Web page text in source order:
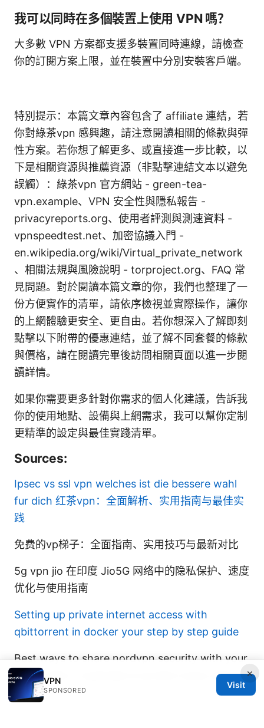
我可以同時在多個裝置上使用 VPN 嗎？
大多數 VPN 方案都支援多裝置同時連線，請檢查
你的訂閱方案上限，並在裝置中分別安裝客戶端。
特別提示：本篇文章內容包含了 affiliate 連結，若
你對綠茶vpn 感興趣，請注意閱讀相關的條款與彈
性方案。若你想了解更多、或直接進一步比較，以
下是相關資源與推薦資源（非點擊連結文本以避免
誤觸）：綠茶vpn 官方網站 - green-tea-
vpn.example、VPN 安全性與隱私報告 -
privacyreports.org、使用者評測與測速資料 -
vpnspeedtest.net、加密協議入門 -
en.wikipedia.org/wiki/Virtual_private_network
、相關法規與風險說明 - torproject.org、FAQ 常
見問題。對於閱讀本篇文章的你，我們也整理了一
份方便實作的清單，請依序檢視並實際操作，讓你
的上網體驗更安全、更自由。若你想深入了解即刻
點擊以下附帶的優惠連結，並了解不同套餐的條款
與價格，請在閱讀完畢後訪問相關頁面以進一步閱
讀詳情。
如果你需要更多針對你需求的個人化建議，告訴我
你的使用地點、設備與上網需求，我可以幫你定制
更精準的設定與最佳實踐清單。
Sources:
Ipsec vs ssl vpn welches ist die bessere wahl
fur dich 红茶vpn：全面解析、实用指南与最佳实
践
免费的vp梯子：全面指南、实用技巧与最新对比
5g vpn jio 在印度 Jio5G 网络中的隐私保护、速度
优化与使用指南
Setting up private internet access with
qbittorrent in docker your step by step guide
Best ways to share nordvpn security with your
family plan in australia to protect every device×
VPN
SPONSORED
Visit